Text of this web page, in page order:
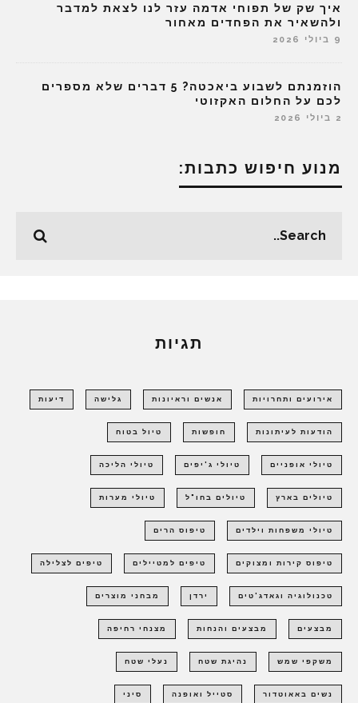
איך שק של תפוחי אדמה עזר לנו לצאת למדבר
ולהשאיר את הפחדים מאחור
9 ביולי 2026
הוזמנתם לשבוע ביאכטה? 5 דברים שלא מספרים
לכם על החלום האקזוטי
2 ביולי 2026
מנוע חיפוש כתבות:
תגיות
אירועים ותחרויות אנשים וראיונות גלישה דיעות
הודעות לעיתונות חופשות טיול בטוח
טיולי אופניים טיולי ג'יפים טיולי הליכה
טיולים בארץ טיולים בחו"ל טיולי מערות
טיולי משפחות וילדים טיפוס הרים
טיפוס קירות ומצוקים טיפים למטיילים טיפים לצלילה
טכנולוגיה וגאדג'טים ירדן מבחני מוצרים
מבצעים מבצעים והנחות מצנחי רחיפה
משקפי שמש נהיגת שטח נעלי שטח
נשים באאוטדור סטייל ואופנה סיני